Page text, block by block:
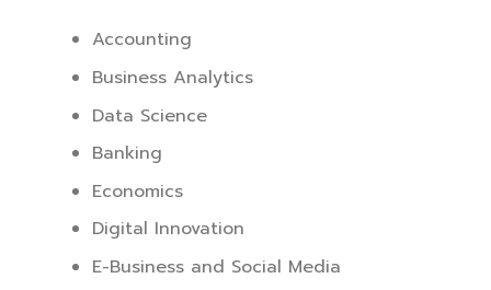
Accounting
Business Analytics
Data Science
Banking
Economics
Digital Innovation
E-Business and Social Media